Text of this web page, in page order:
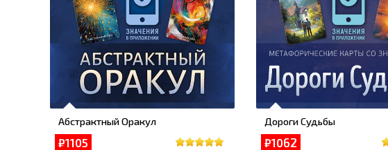
Абстрактный Оракул
₽1105
Дороги Судьбы
₽1062